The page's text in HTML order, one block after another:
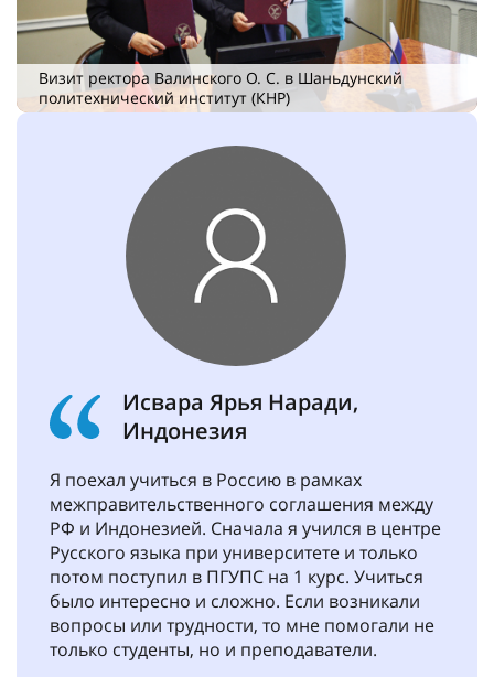
Визит ректора Валинского О. С. в Шаньдунский
политехнический институт (КНР)
Исвара Ярья Наради,
Индонезия
Я поехал учиться в Россию в рамках
межправительственного соглашения между
РФ и Индонезией. Сначала я учился в центре
Русского языка при университете и только
потом поступил в ПГУПС на 1 курс. Учиться
было интересно и сложно. Если возникали
вопросы или трудности, то мне помогали не
только студенты, но и преподаватели.